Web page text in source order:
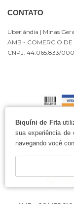
Biquíni de Fita
sua experiência de
navegando você
CONTATO
Uberlândia | Minas
AMB - COMERCIO DE
CNPJ: 44.065.833/